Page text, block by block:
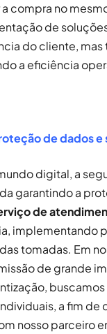
compra no
de
do cliente,
a eficiência
de dados
digital, a
garantindo a
de
implementando
tomadas. Em
de grande
a fim de
nosso parceiro